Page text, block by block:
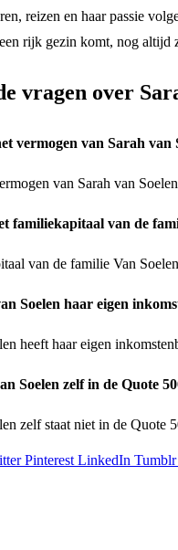
reizen en haar passie
rijk gezin komt, nog altijd
vragen over
vermogen van Sarah van
van Sarah van
familiekapitaal van de
van de familie Van
Soelen haar eigen
heeft haar eigen
Soelen zelf in de Quote
zelf staat niet in de
Pinterest LinkedIn Tumblr